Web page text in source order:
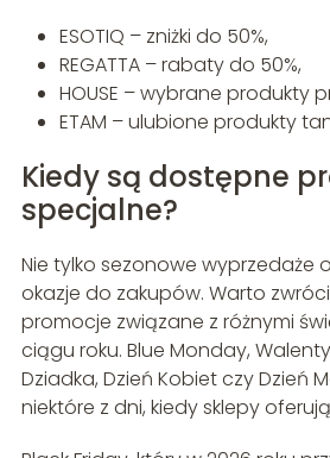
ESOTIQ – zniżki do 50%,
REGATTA – rabaty do 50%,
HOUSE – wybrane produkty
ETAM – ulubione produkty
Kiedy są dostępne
specjalne?
Nie tylko sezonowe wyprzedaże
okazje do zakupów. Warto
promocje związane z różnymi
ciągu roku. Blue Monday,
Dziadka, Dzień Kobiet czy Dzień
niektóre z dni, kiedy sklepy